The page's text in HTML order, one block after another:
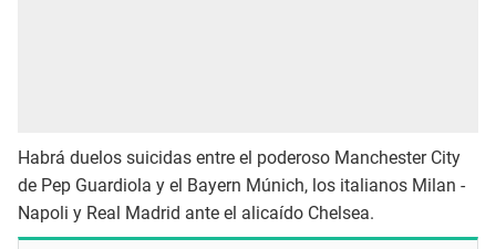
Habrá duelos suicidas entre el poderoso Manchester City
de Pep Guardiola y el Bayern Múnich, los italianos Milan -
Napoli y Real Madrid ante el alicaído Chelsea.